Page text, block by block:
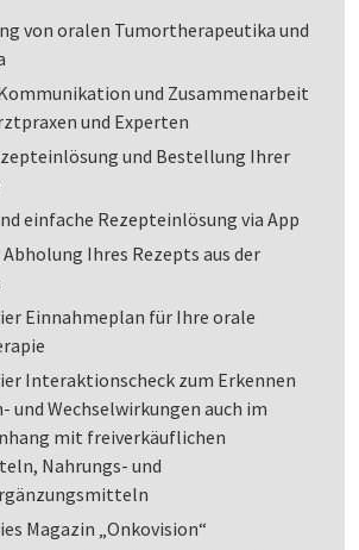
von oralen Tumortherapeutika und
und Zusammenarbeit
und Experten
und Bestellung Ihrer
einfache Rezepteinlösung via App
Ihres Rezepts aus der
Einnahmeplan für Ihre orale
Interaktionscheck zum Erkennen
und Wechselwirkungen auch im
mit freiverkäuflichen
Nahrungs- und
Magazin „Onkovision“